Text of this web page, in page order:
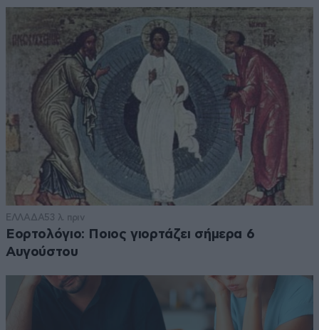
ΕΛΛΑΔΑ53 λ. πριν
Εορτολόγιο: Ποιος γιορτάζει σήμερα 6
Αυγούστου